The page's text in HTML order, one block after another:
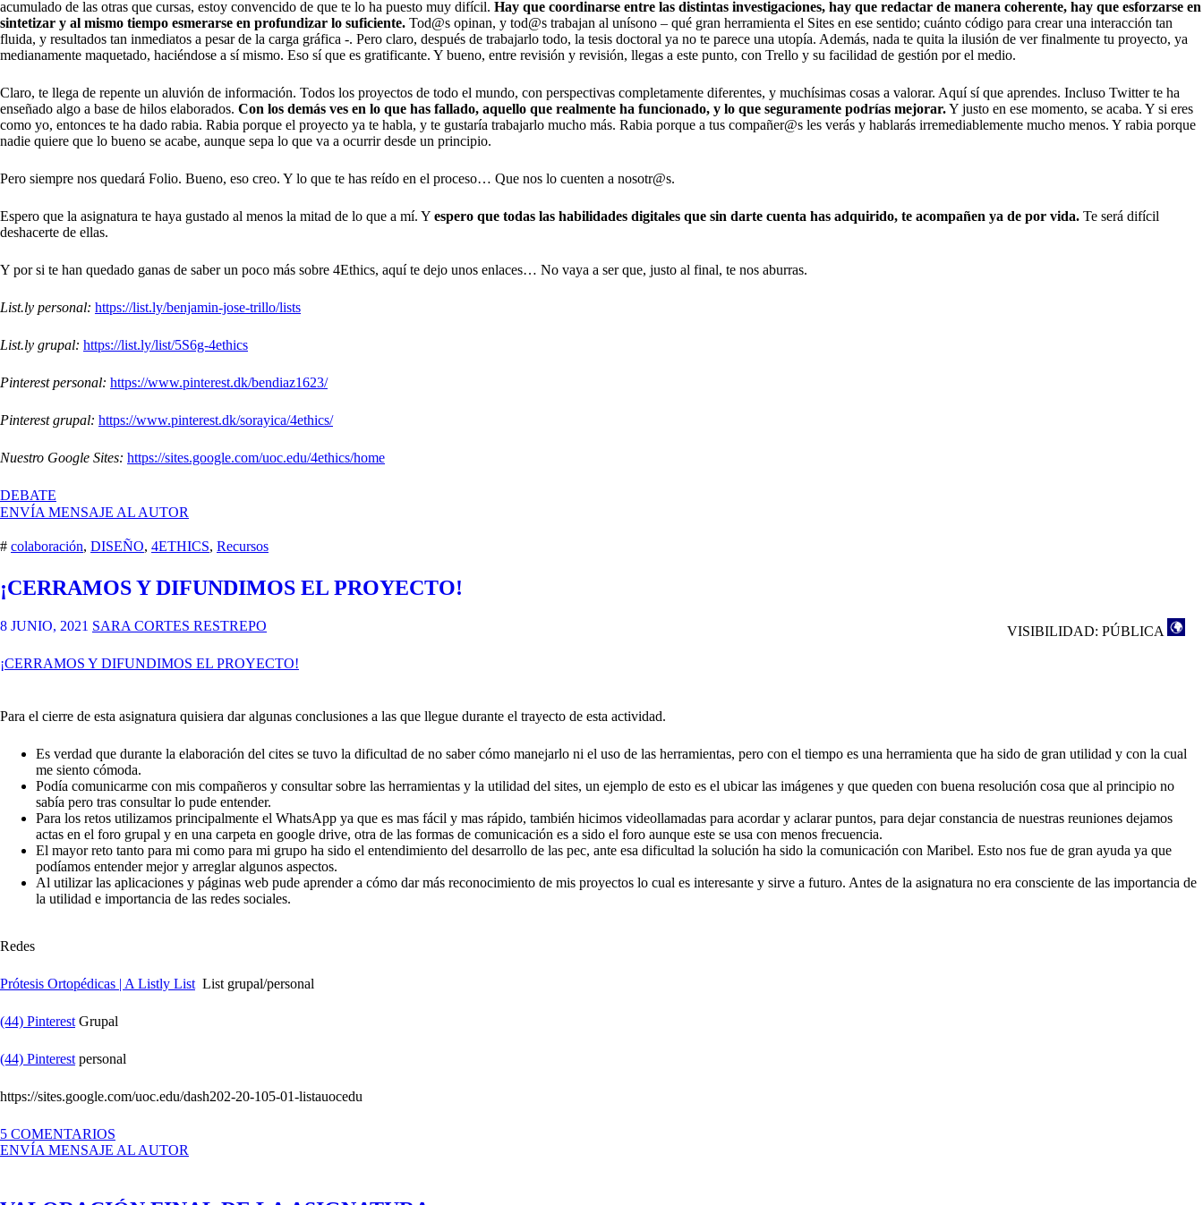
acumulado de las otras que cursas, estoy convencido de que te lo ha puesto muy difícil. Hay que coordinarse entre las distintas investigaciones, hay que redactar de manera coherente, hay que esforzarse en
sintetizar y al mismo tiempo esmerarse en profundizar lo suficiente. Tod@s opinan, y tod@s trabajan al unísono – qué gran herramienta el Sites en ese sentido; cuánto código para crear una interacción tan
fluida, y resultados tan inmediatos a pesar de la carga gráfica -. Pero claro, después de trabajarlo todo, la tesis doctoral ya no te parece una utopía. Además, nada te quita la ilusión de ver finalmente tu proyecto, ya
medianamente maquetado, haciéndose a sí mismo. Eso sí que es gratificante. Y bueno, entre revisión y revisión, llegas a este punto, con Trello y su facilidad de gestión por el medio.
Claro, te llega de repente un aluvión de información. Todos los proyectos de todo el mundo, con perspectivas completamente diferentes, y muchísimas cosas a valorar. Aquí sí que aprendes. Incluso Twitter te ha
enseñado algo a base de hilos elaborados. Con los demás ves en lo que has fallado, aquello que realmente ha funcionado, y lo que seguramente podrías mejorar.Y justo en ese momento, se acaba. Y si eres
como yo, entonces te ha dado rabia. Rabia porque el proyecto ya te habla, y te gustaría trabajarlo mucho más. Rabia porque a tus compañer@s les verás y hablarás irremediablemente mucho menos. Y rabia porque
nadie quiere que lo bueno se acabe, aunque sepa lo que va a ocurrir desde un principio.
Pero siempre nos quedará Folio. Bueno, eso creo. Y lo que te has reído en el proceso… Que nos lo cuenten a nosotr@s.
Espero que la asignatura te haya gustado al menos la mitad de lo que a mí. Y espero que todas las habilidades digitales que sin darte cuenta has adquirido, te acompañen ya de por vida. Te será difícil
deshacerte de ellas.
Y por si te han quedado ganas de saber un poco más sobre 4Ethics, aquí te dejo unos enlaces… No vaya a ser que, justo al final, te nos aburras.
List.ly personal: https://list.ly/benjamin-jose-trillo/lists
List.ly grupal: https://list.ly/list/5S6g-4ethics
Pinterest personal: https://www.pinterest.dk/bendiaz1623/
Pinterest grupal: https://www.pinterest.dk/sorayica/4ethics/
Nuestro Google Sites: https://sites.google.com/uoc.edu/4ethics/home
DEBATE
VALORACIÓN
ASIGNATURA
ENVÍA MENSAJE AL AUTOR
# colaboración, DISEÑO, 4ETHICS, Recursos
¡CERRAMOS Y DIFUNDIMOS EL PROYECTO!
8 JUNIO, 2021 SARA CORTES RESTREPO VISIBILIDAD: PÚBLICA
¡CERRAMOS Y DIFUNDIMOS EL PROYECTO!
Para el cierre de esta asignatura quisiera dar algunas conclusiones a las que llegue durante el trayecto de esta actividad.
Es verdad que durante la elaboración del cites se tuvo la dificultad de no saber cómo manejarlo ni el uso de las herramientas, pero con el tiempo es una herramienta que ha sido de gran utilidad y con la cual
me siento cómoda.
Podía comunicarme con mis compañeros y consultar sobre las herramientas y la utilidad del sites, un ejemplo de esto es el ubicar las imágenes y que queden con buena resolución cosa que al principio no
sabía pero tras consultar lo pude entender.
Para los retos utilizamos principalmente el WhatsApp ya que es mas fácil y mas rápido, también hicimos videollamadas para acordar y aclarar puntos, para dejar constancia de nuestras reuniones dejamos
actas en el foro grupal y en una carpeta en google drive, otra de las formas de comunicación es a sido el foro aunque este se usa con menos frecuencia.
El mayor reto tanto para mi como para mi grupo ha sido el entendimiento del desarrollo de las pec, ante esa dificultad la solución ha sido la comunicación con Maribel. Esto nos fue de gran ayuda ya que
podíamos entender mejor y arreglar algunos aspectos.
Al utilizar las aplicaciones y páginas web pude aprender a cómo dar más reconocimiento de mis proyectos lo cual es interesante y sirve a futuro. Antes de la asignatura no era consciente de las importancia de
la utilidad e importancia de las redes sociales.
Redes
Prótesis Ortopédicas | A Listly List List grupal/personal
(44) Pinterest Grupal
(44) Pinterest personal
https://sites.google.com/uoc.edu/dash202-20-105-01-listauocedu
5 COMENTARIOS
¡CERRAMOS
EL
ENVÍA MENSAJE AL AUTOR